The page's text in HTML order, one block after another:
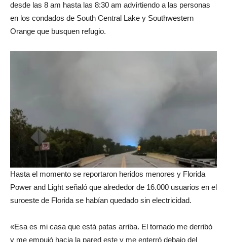
desde las 8 am hasta las 8:30 am advirtiendo a las personas
en los condados de South Central Lake y Southwestern
Orange que busquen refugio.
Hasta el momento se reportaron heridos menores y Florida
Power and Light señaló que alrededor de 16.000 usuarios en el
suroeste de Florida se habían quedado sin electricidad.
«Esa es mi casa que está patas arriba. El tornado me derribó
y me empujó hacia la pared este y me enterró debajo del